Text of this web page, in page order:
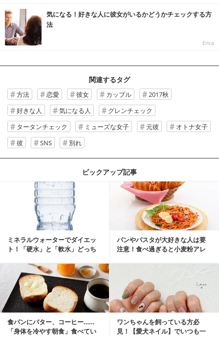
気になる！好きな人に彼女がいるかどうかチェックする方
法
Erica
関連するタグ
方法 恋愛 彼女 カップル
2017秋
好きな人
気になる人
グレンチェック
タータンチェック
ミューズな女子 元彼
オトナ女子
彼
SNS 別れ
ピックアップ記事
ミネラルウォーターでダイエッ
ト！「硬水」と「軟水」どっち
パンやパスタが大好きな人は要
注意！食べ過ぎると小麦粉アレ
食パンにバター、コーヒー……
「身体を冷やす朝食」食べてい
ワンちゃんを飼っている方必
見！【愛犬ネイル】でいつも一